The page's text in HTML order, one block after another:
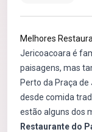
Melhores
Jericoacoara é
paisagens, mas
Perto da Praça
desde comida
estão alguns dos
Restaurante do